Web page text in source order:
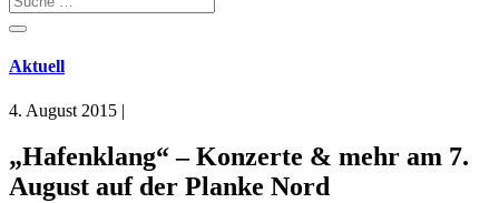
Aktuell
4. August 2015 |
„Hafenklang“ – Konzerte & mehr am 7.
August auf der Planke Nord